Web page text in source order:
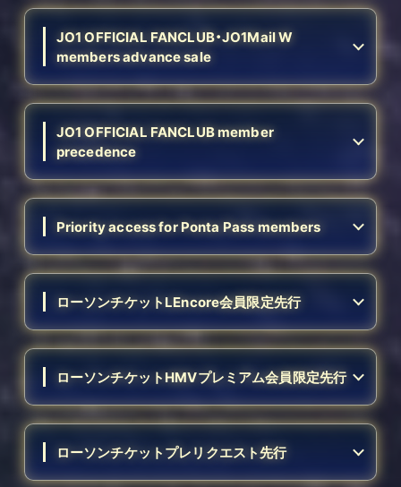
JO1 OFFICIAL FANCLUB・JO1Mail W
members advance sale
JO1 OFFICIAL FANCLUB member
precedence
Priority access for Ponta Pass members
ローソンチケットLEncore会員限定先行
ローソンチケットHMVプレミアム会員限定先行
ローソンチケットプレリクエスト先行